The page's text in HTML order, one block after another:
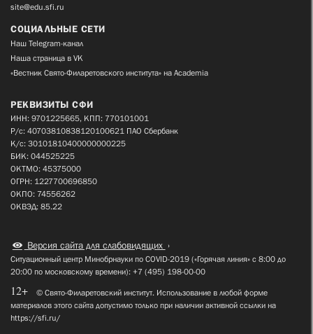
site@edu.sfi.ru
СОЦИАЛЬНЫЕ СЕТИ
Наш Telegram-канал
Наша страница в VK
«Вестник Свято-Филаретовского института» на Academia
РЕКВИЗИТЫ СФИ
ИНН: 9701225665, КПП: 770101001
Р/с: 40703810838120100621 ПАО Сбербанк
К/с: 30101810400000000225
БИК: 044525225
ОКТМО: 45375000
ОГРН: 1227700696850
ОКПО: 74556262
ОКВЭД: 85.22
Версия сайта для слабовидящих
Ситуационный центр Минобрнауки по COVID-2019 («Горячая линия» с 8:00 до
20:00 по московскому времени): +7 (495) 198-00-00
12+
© Свято-Филаретовский институт. Использование в любой форме
материалов этого сайта допустимо только при наличии активной ссылки на
https://sfi.ru/